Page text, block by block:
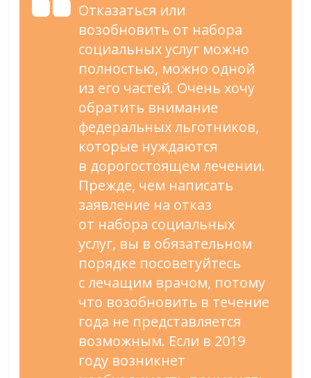
Отказаться или
возобновить от набора
социальных услуг можно
полностью, можно одной
из его частей. Очень хочу
обратить внимание
федеральных льготников,
которые нуждаются
в дорогостоящем лечении.
Прежде, чем написать
заявление на отказ
от набора социальных
услуг, вы в обязательном
порядке посоветуйтесь
с лечащим врачом, потому
что возобновить в течение
года не представляется
возможным. Если в 2019
году возникнет